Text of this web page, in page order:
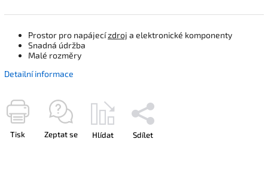
Prostor pro napájecízdroj a elektronické komponenty
Snadná údržba
Malé rozměry
Detailní informace
Tisk Zeptat se Hlídat Sdílet